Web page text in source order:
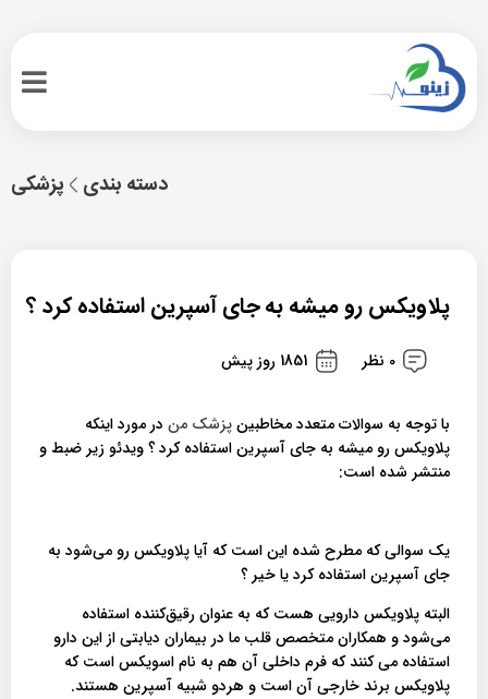
پزشکی دسته بندی
پلاویکس رو میشه به جای آسپرین استفاده کرد ؟
0 نظر 1851 روز پیش
با توجه به سوالات متعدد مخاطبینپزشک من در مورد اینکه
پلاویکس رو میشه به جای آسپرین استفاده کرد ؟ ویدئو زیر ضبط و
منتشر شده است:
یک سوالی که مطرح شده این است که آیا پلاویکس رو می‌شود به
جای آسپرین استفاده کرد یا خیر ؟
البته پلاویکس دارویی هست که به عنوان رقیق‌کننده استفاده
می‌شود و همکاران متخصص قلب ما در بیماران دیابتی از این دارو
استفاده می کنند که فرم داخلی آن هم به نام اسویکس است که
پلاویکس برند خارجی آن است و هردو شبیه آسپرین هستند.